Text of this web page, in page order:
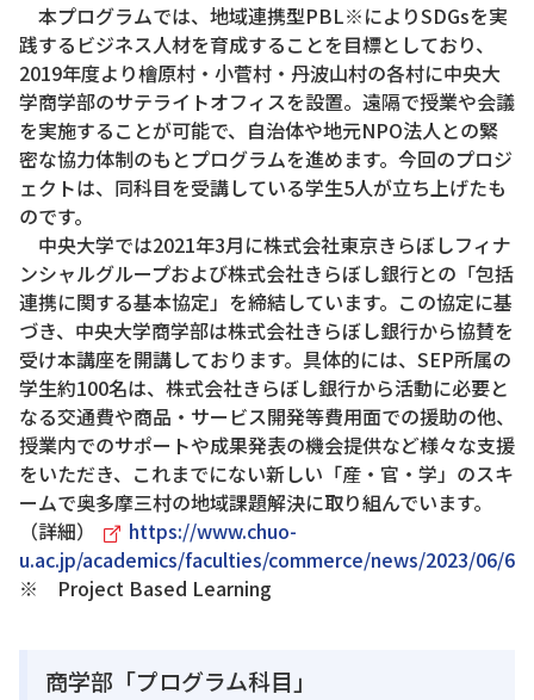
本プログラムでは、地域連携型PBL※によりSDGsを実
践するビジネス人材を育成することを目標としており、
2019年度より檜原村・小菅村・丹波山村の各村に中央大
学商学部のサテライトオフィスを設置。遠隔で授業や会議
を実施することが可能で、自治体や地元NPO法人との緊
密な協力体制のもとプログラムを進めます。今回のプロジ
ェクトは、同科目を受講している学生5人が立ち上げたも
のです。
中央大学では2021年3月に株式会社東京きらぼしフィナ
ンシャルグループおよび株式会社きらぼし銀行との「包括
連携に関する基本協定」を締結しています。この協定に基
づき、中央大学商学部は株式会社きらぼし銀行から協賛を
受け本講座を開講しております。具体的には、SEP所属の
学生約100名は、株式会社きらぼし銀行から活動に必要と
なる交通費や商品・サービス開発等費用面での援助の他、
授業内でのサポートや成果発表の機会提供など様々な支援
をいただき、これまでにない新しい「産・官・学」のスキ
ームで奥多摩三村の地域課題解決に取り組んでいます。
（詳細）
https://www.chuo-
u.ac.jp/academics/faculties/commerce/news/2023/06/
※ Project Based Learning
商学部「プログラム科目」